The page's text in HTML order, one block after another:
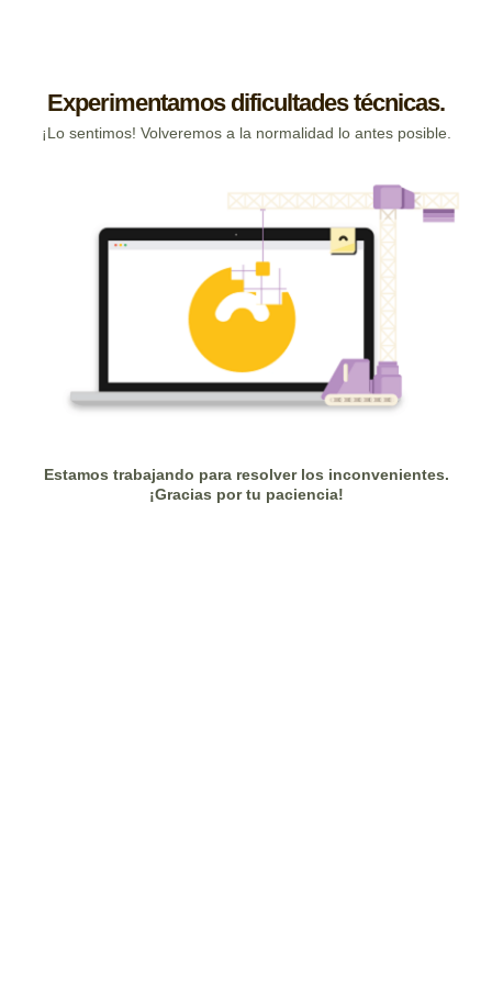
Experimentamos dificultades técnicas.
¡Lo sentimos! Volveremos a la normalidad lo antes posible.
Estamos trabajando para resolver los inconvenientes.
¡Gracias por tu paciencia!